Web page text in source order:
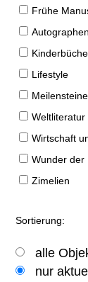
Frühe
Autographen
Lifestyle
Weltliteratur
Wirtschaft
Wunder der
Zimelien
Sortierung:
alle
nur